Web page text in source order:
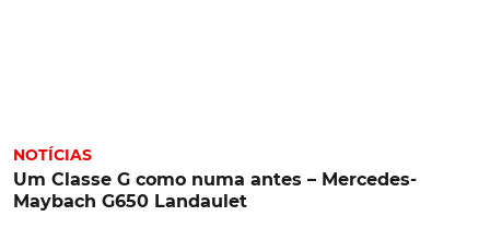
NOTÍCIAS
Um Classe G como numa antes – Mercedes-
Maybach G650 Landaulet